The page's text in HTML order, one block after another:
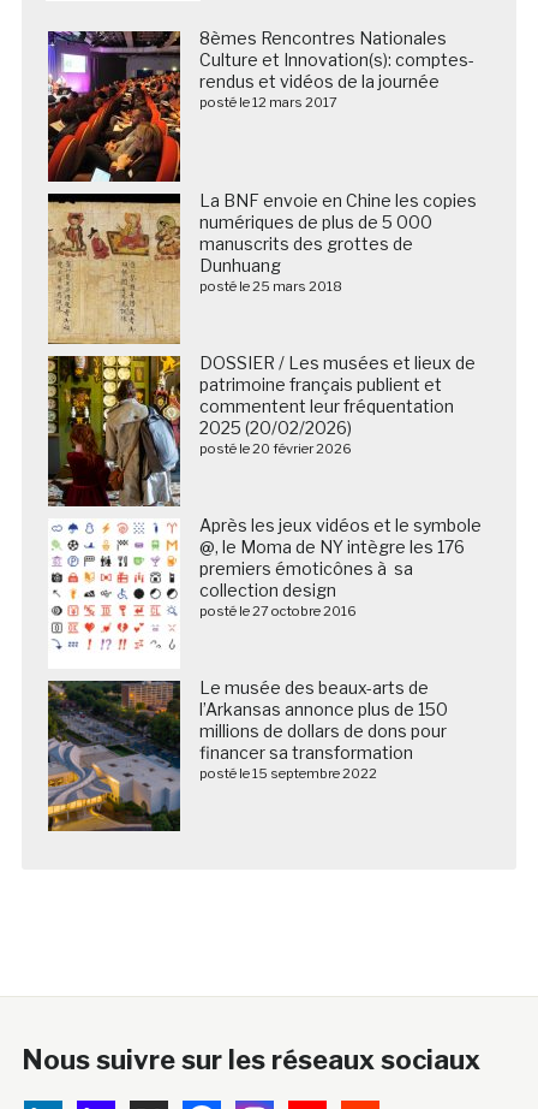
8èmes Rencontres Nationales
Culture et Innovation(s): comptes-
rendus et vidéos de la journée
posté le 12 mars 2017
La BNF envoie en Chine les copies
numériques de plus de 5 000
manuscrits des grottes de
Dunhuang
posté le 25 mars 2018
DOSSIER / Les musées et lieux de
patrimoine français publient et
commentent leur fréquentation
2025 (20/02/2026)
posté le 20 février 2026
Après les jeux vidéos et le symbole
@, le Moma de NY intègre les 176
premiers émoticônes à sa
collection design
posté le 27 octobre 2016
Le musée des beaux-arts de
l’Arkansas annonce plus de 150
millions de dollars de dons pour
financer sa transformation
posté le 15 septembre 2022
Nous suivre sur les réseaux sociaux